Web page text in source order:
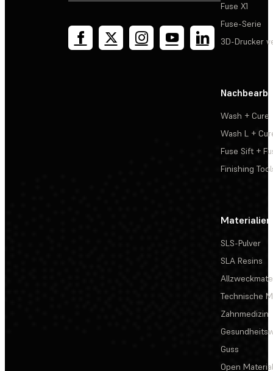
Fuse X1
Fuse-Serie
3D-Drucker
Wash + Cure
Wash L +
Fuse Sift +
Finishing
Materialien
SLS-Pulver
SLA Resins
Technische
Zahnmedizin
Guss
Open